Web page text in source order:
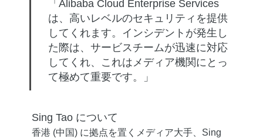
「Alibaba Cloud Enterprise Services
は、高いレベルのセキュリティを提供
してくれます。インシデントが発生し
た際は、サービスチームが迅速に対応
してくれ、これはメディア機関にとっ
て極めて重要です。」
Sing Tao について
香港 (中国) に拠点を置くメディア大手、Sing